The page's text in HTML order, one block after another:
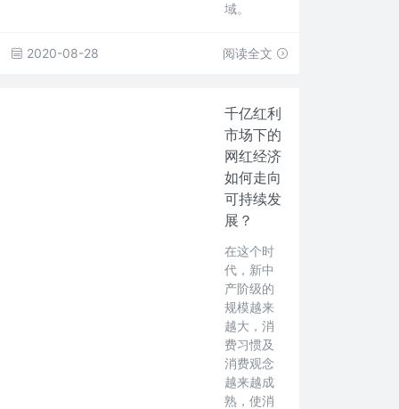
域。
2020-08-28 阅读全文
千亿红利
市场下的
网红经济
如何走向
可持续发
展？
在这个时
代，新中
产阶级的
规模越来
越大，消
费习惯及
消费观念
越来越成
熟，使消